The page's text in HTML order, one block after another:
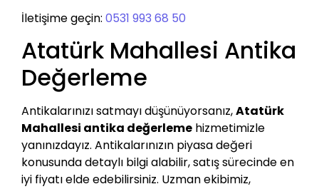
İletişime geçin: 0531 993 68 50
Atatürk Mahallesi Antika
Değerleme
Antikalarınızı satmayı düşünüyorsanız,Atatürk
Mahallesi antika değerleme hizmetimizle
yanınızdayız. Antikalarınızın piyasa değeri
konusunda detaylı bilgi alabilir, satış sürecinde en
iyi fiyatı elde edebilirsiniz. Uzman ekibimiz,